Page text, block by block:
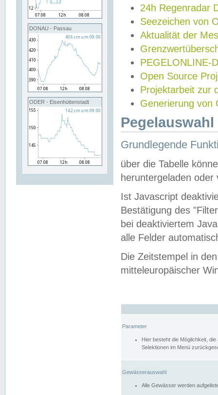
DONAU - Passau
ODER - Eisenhüttenstadt
24h Regenradar
Seezeichen von
Aktualität der
PEGELONLINE-
Open Source
Projektarbeit zur
Generierung von
Grundlegende
über die Tabelle
heruntergeladen oder
Ist Javascript
Bestätigung des
bei deaktiviertem
alle Felder
Die Zeitstempel in
mitteleuropäischer
Parameter
Hier besteht die Möglichkeit,
Selektionen im Menü
Gewässerauswahl
Alle Gewässer werden